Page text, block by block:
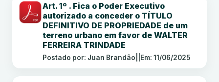
Art. 1º . Fica o Poder Executivo
autorizado a conceder o TÍTULO
DEFINITIVO DE PROPRIEDADE de um
terreno urbano em favor de WALTER
FERREIRA TRINDADE
Postado por: Juan Brandão Em: 11/06/2025